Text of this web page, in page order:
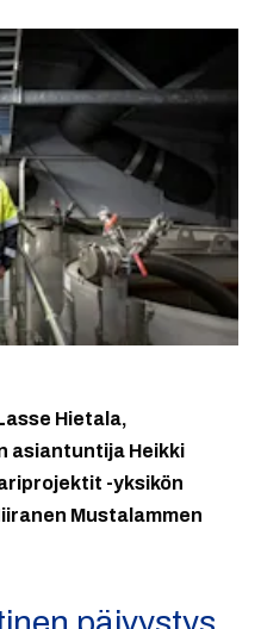
Hietala,
asiantuntija Heikki
-yksikön
Mustalammen